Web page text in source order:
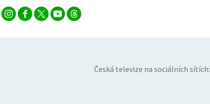
Česká televize na sociálních sítích: